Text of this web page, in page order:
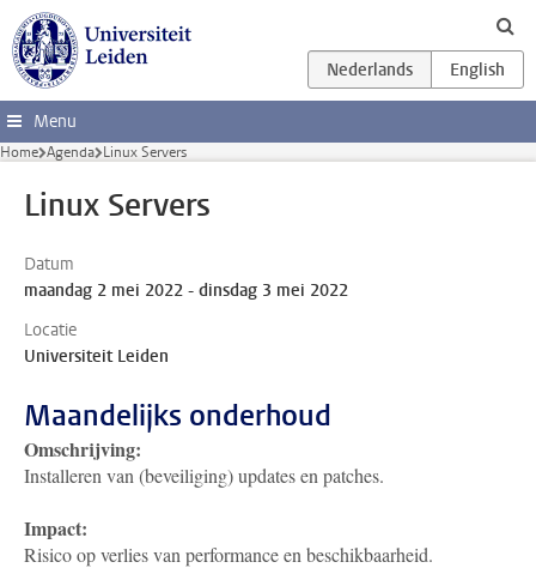
Ga direct naar de inhoud
Menu
Home Agenda Linux Servers
Linux Servers
Datum
maandag 2 mei 2022 - dinsdag 3 mei 2022
Locatie
Universiteit Leiden
Maandelijks onderhoud
Omschrijving:
Installeren van (beveiliging) updates en patches.
Impact:
Risico op verlies van performance en beschikbaarheid.